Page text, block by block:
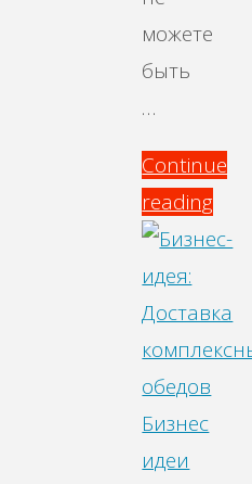
можете
быть
…
Continue
reading
"Бизнес-
идея:
Печать
и
обработка
фотографий"
Бизнес
идеи